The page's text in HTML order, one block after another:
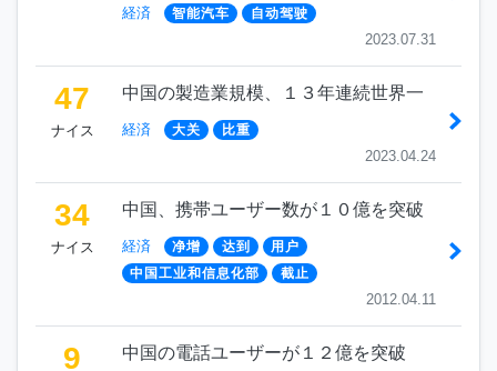
経済 智能汽车 自动驾驶
2023.07.31
47
ナイス
中国の製造業規模、１３年連続世界一
経済 大关 比重
2023.04.24
34
ナイス
中国、携帯ユーザー数が１０億を突破
経済 净增 达到
用户
中国工业和信息化部
截止
2012.04.11
9 中国の電話ユーザーが１２億を突破